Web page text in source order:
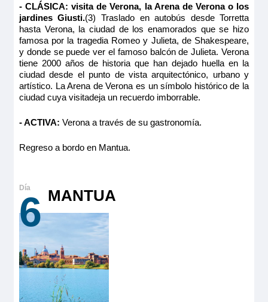
- CLÁSICA: visita de Verona, la Arena de Verona o los
jardines Giusti.(3) Traslado en autobús desde Torretta
hasta Verona, la ciudad de los enamorados que se hizo
famosa por la tragedia Romeo y Julieta, de Shakespeare,
y donde se puede ver el famoso balcón de Julieta. Verona
tiene 2000 años de historia que han dejado huella en la
ciudad desde el punto de vista arquitectónico, urbano y
artístico. La Arena de Verona es un símbolo histórico de la
ciudad cuya visitadeja un recuerdo imborrable.
- ACTIVA: Verona a través de su gastronomía.
Regreso a bordo en Mantua.
6 MANTUA